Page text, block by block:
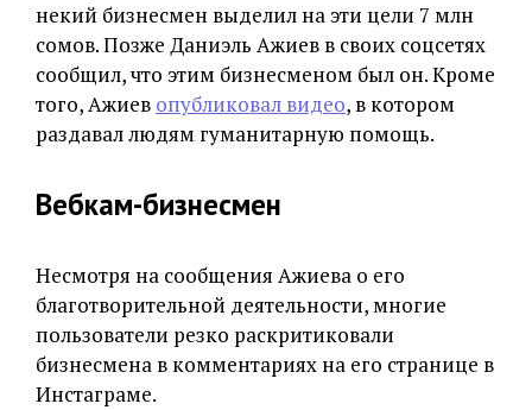
некий бизнесмен выделил на эти цели 7 млн
сомов. Позже Даниэль Ажиев в своих соцсетях
сообщил, что этим бизнесменом был он. Кроме
того, Ажиев опубликовал видео, в котором
раздавал людям гуманитарную помощь.
Вебкам-бизнесмен
Несмотря на сообщения Ажиева о его
благотворительной деятельности, многие
пользователи резко раскритиковали
бизнесмена в комментариях на его странице в
Инстаграме.